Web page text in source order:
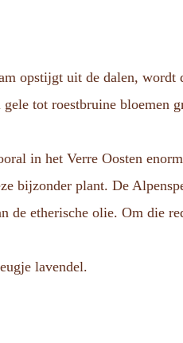
opstijgt uit de dalen, wordt
tot roestbruine bloemen
in het Verre Oosten
bijzonder plant. De
de etherische olie. Om die
lavendel.